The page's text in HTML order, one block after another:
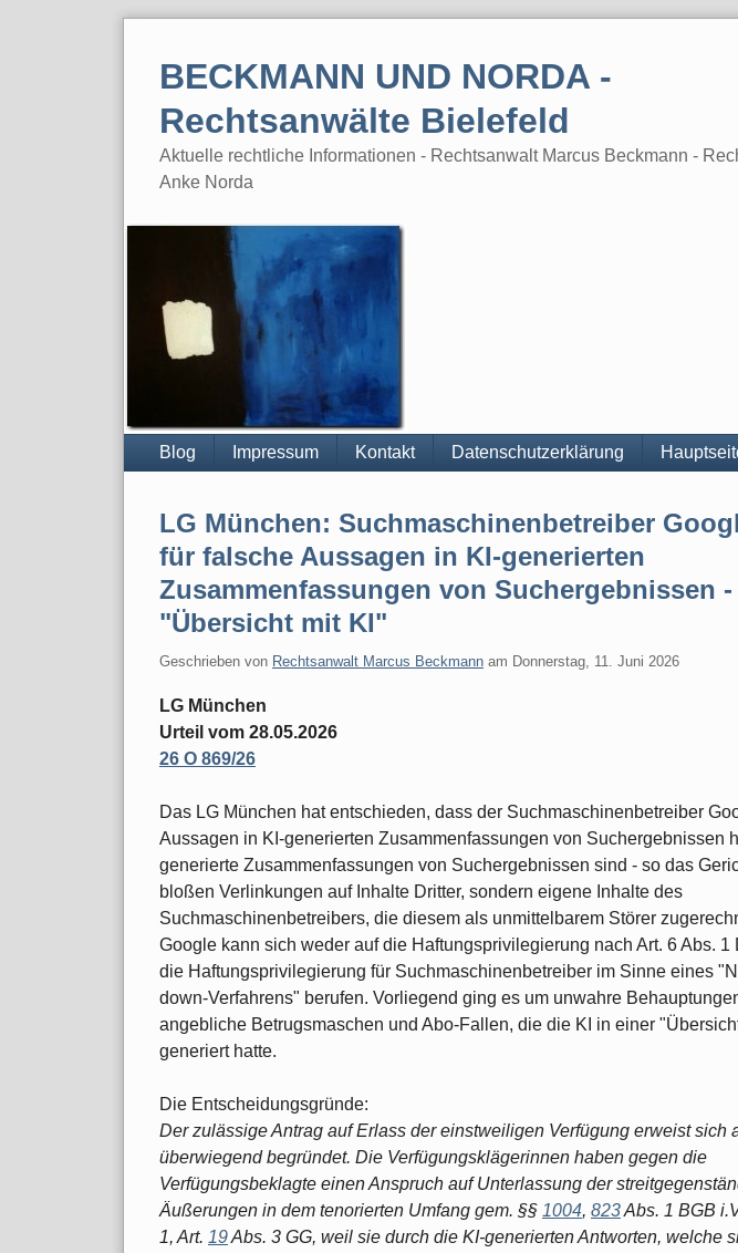
BECKMANN UND NORDA -
Rechtsanwälte Bielefeld
Aktuelle rechtliche Informationen - Rechtsanwalt Marcus Beckmann -
Anke Norda
Blog Impressum Kontakt Datenschutzerklärung
LG München: Suchmaschinenbetreiber
für falsche Aussagen in KI-generierten
Zusammenfassungen von Suchergebnissen -
"Übersicht mit KI"
Geschrieben von Rechtsanwalt Marcus Beckmann am Donnerstag, 11. Juni 2026
LG München
Urteil vom 28.05.2026
26 O 869/26
Das LG München hat entschieden, dass der Suchmaschinenbetreiber
Aussagen in KI-generierten Zusammenfassungen von Suchergebnissen
generierte Zusammenfassungen von Suchergebnissen sind - so das
bloßen Verlinkungen auf Inhalte Dritter, sondern eigene Inhalte des
Suchmaschinenbetreibers, die diesem als unmittelbarem Störer
Google kann sich weder auf die Haftungsprivilegierung nach Art. 6 Abs. 1
die Haftungsprivilegierung für Suchmaschinenbetreiber im Sinne eines
down-Verfahrens" berufen. Vorliegend ging es um unwahre
angebliche Betrugsmaschen und Abo-Fallen, die die KI in einer
generiert hatte.
Die Entscheidungsgründe:
Der zulässige Antrag auf Erlass der einstweiligen Verfügung erweist sich
überwiegend begründet. Die Verfügungsklägerinnen haben gegen die
Verfügungsbeklagte einen Anspruch auf Unterlassung der
Äußerungen in dem tenorierten Umfang gem. §§ 1004, 823Abs. 1 BGB
1, Art. 19Abs. 3 GG, weil sie durch die KI-generierten Antworten, welche